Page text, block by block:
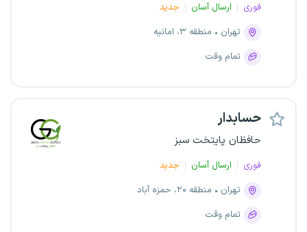
فوری ارسال آسان
جدید
تهران
منطقه ۳، امانیه
تمام وقت
حسابدار
حافظان پایتخت سبز
فوری ارسال آسان
جدید
تهران
منطقه ۲۰، حمزه آباد
تمام وقت